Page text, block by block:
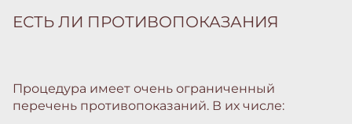
ЕСТЬ ЛИ ПРОТИВОПОКАЗАНИЯ
Процедура имеет очень ограниченный
перечень противопоказаний. В их числе: